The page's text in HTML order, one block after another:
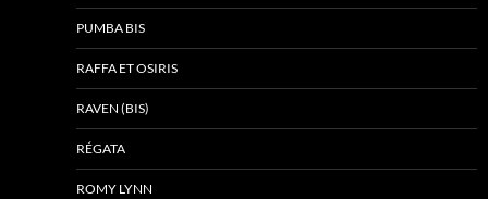
PUMBA BIS
RAFFA ET OSIRIS
RAVEN (BIS)
RÉGATA
ROMY LYNN